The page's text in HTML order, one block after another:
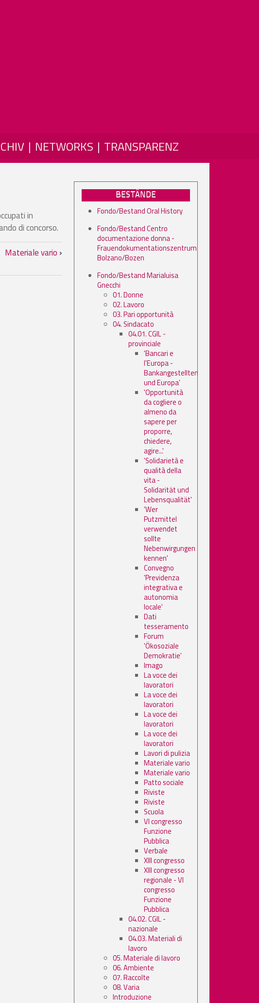
NETWORKS TRANSPARENZ
in
di concorso.
Materiale vario ›
BESTÄNDE
Fondo/Bestand Oral History
Fondo/Bestand Centro
documentazione donna -
Frauendokumentationszentrum
Bolzano/Bozen
Fondo/Bestand Marialuisa
Gnecchi
01. Donne
02. Lavoro
03. Pari opportunità
04. Sindacato
04.01. CGIL -
provinciale
'Bancari e
l'Europa -
Bankangestellten
und Europa'
'Opportunità
da cogliere o
almeno da
sapere per
proporre,
chiedere,
agire...'
'Solidarietà e
qualità della
vita -
Solidarität und
Lebensqualität'
'Wer
Putzmittel
verwendet
sollte
Nebenwirgungen
kennen'
Convegno
'Previdenza
integrativa e
autonomia
locale'
Dati
tesseramento
Forum
'Ökosoziale
Demokratie'
Imago
La voce dei
lavoratori
La voce dei
lavoratori
La voce dei
lavoratori
La voce dei
lavoratori
Lavori di pulizia
Materiale vario
Materiale vario
Patto sociale
Riviste
Riviste
Scuola
VI congresso
Funzione
Pubblica
Verbale
XIII congresso
XIII congresso
regionale - VI
congresso
Funzione
Pubblica
04.02. CGIL -
nazionale
04.03. Materiali di
lavoro
05. Materiale di lavoro
06. Ambiente
07. Raccolte
08. Varia
Introduzione